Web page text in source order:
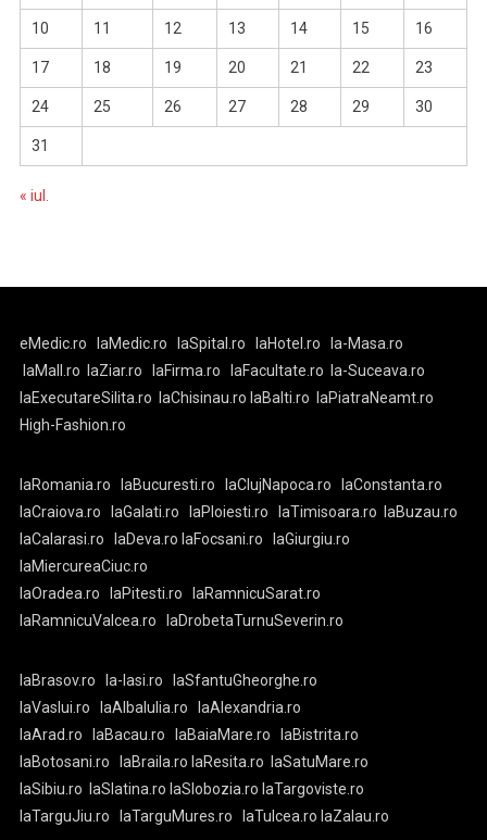
10 11 12 13 14 15 16
17 18 19 20 21 22 23
24 25 26 27 28 29 30
31
« iul.
eMedic.ro laMedic.ro laSpital.ro laHotel.ro
la-Masa.ro
laMall.ro
laZiar.ro laFirma.ro laFacultate.ro
la-Suceava.ro
laExecutareSilita.ro
laChisinau.ro laBalti.ro
laPiatraNeamt.ro
High-Fashion.ro
laRomania.ro laBucuresti.ro laClujNapoca.ro
laConstanta.ro
laCraiova.ro
laGalati.ro laPloiesti.ro laTimisoara.ro
laBuzau.ro
laCalarasi.ro
laDeva.ro laFocsani.ro
laGiurgiu.ro
laMiercureaCiuc.ro
laOradea.ro
laPitesti.ro
laRamnicuSarat.ro
laRamnicuValcea.ro
laDrobetaTurnuSeverin.ro
laBrasov.ro la-Iasi.ro
laSfantuGheorghe.ro
laVaslui.ro
laAlbaIulia.ro
laAlexandria.ro
laArad.ro
laBacau.ro laBaiaMare.ro
laBistrita.ro
laBotosani.ro
laBraila.ro laResita.ro
laSatuMare.ro
laSibiu.ro
laSlatina.ro laSlobozia.ro laTargoviste.ro
laTarguJiu.ro
laTarguMures.ro laTulcea.ro laZalau.ro